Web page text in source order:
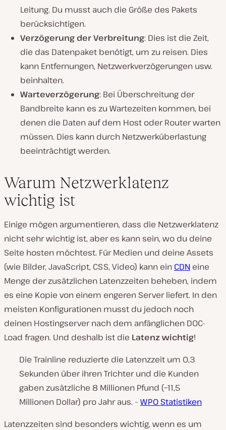
Leitung. Du musst auch die Größe des Pakets
berücksichtigen.
Verzögerung der Verbreitung: Dies ist die Zeit,
die das Datenpaket benötigt, um zu reisen. Dies
kann Entfernungen, Netzwerkverzögerungen usw.
beinhalten.
Warteverzögerung: Bei Überschreitung der
Bandbreite kann es zu Wartezeiten kommen, bei
denen die Daten auf dem Host oder Router warten
müssen. Dies kann durch Netzwerküberlastung
beeinträchtigt werden.
Warum Netzwerklatenz
wichtig ist
Einige mögen argumentieren, dass die Netzwerklatenz
nicht sehr wichtig ist, aber es kann sein, wo du deine
Seite hosten möchtest. Für Medien und deine Assets
(wie Bilder, JavaScript, CSS, Video) kann ein CDN eine
Menge der zusätzlichen Latenzzeiten beheben, indem
es eine Kopie von einem engeren Server liefert. In den
meisten Konfigurationen musst du jedoch noch
deinen Hostingserver nach dem anfänglichen DOC-
Load fragen. Und deshalb ist die Latenz wichtig!
Die Trainline reduzierte die Latenzzeit um 0,3
Sekunden über ihren Trichter und die Kunden
gaben zusätzliche 8 Millionen Pfund (~11,5
Millionen Dollar) pro Jahr aus. –WPO Statistiken
Latenzzeiten sind besonders wichtig, wenn es um